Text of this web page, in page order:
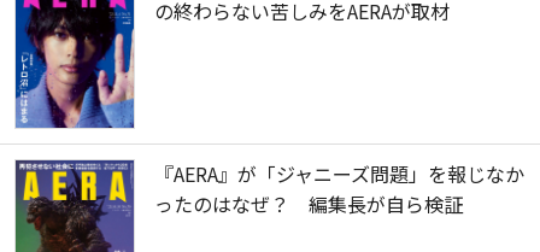
の終わらない苦しみをAERAが取材
『AERA』が「ジャニーズ問題」を報じなか
ったのはなぜ？ 編集長が自ら検証